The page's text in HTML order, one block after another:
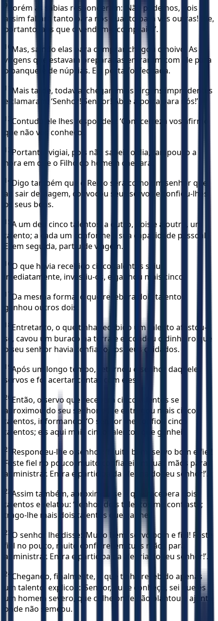
9
Porém as sábias responderam: ‘Não podemos, pois
assim faltará tanto para nós quanto para vós outras! Ide,
portanto, aos que o vendem e comprai-o’.
10 Mas, saindo elas para comprar, chegou o noivo. As
virgens que estavam preparadas entraram com ele para
o banquete de núpcias. E a porta foi fechada.
11
Mais tarde, todavia, chegaram as virgens imprudentes
e clamaram: ‘Senhor! Senhor! Abre a porta para nós!’
12 Contudo ele lhes respondeu: ‘Com certeza vos afirmo
que não vos conheço’.
13 Portanto, vigiai, pois não sabeis o dia, tampouco a
hora em que o Filho do homem chegará.
14 Digo também que o Reino será como um senhor que,
ao sair de viagem, convocou seus servos e confiou-lhes
os seus bens.
15 A um deu cinco talentos, a outro, dois e a outro, um
talento; a cada um conforme a sua capacidade pessoal.
E, em seguida, partiu de viagem.
16 O que havia recebido cinco talentos saiu
imediatamente, investiu-os, e ganhou mais cinco.
17 Da mesma forma, o que recebera dois talentos
ganhou outros dois.
18 Entretanto, o que tinha recebido um talento afastou-
se, cavou um buraco na terra e escondeu o dinheiro que
o seu senhor havia confiado aos seus cuidados.
19 Após um longo tempo, retornou o senhor daqueles
servos e foi acertar contas com eles.
20 Então, o servo que recebera cinco talentos se
aproximou do seu senhor e lhe entregou mais cinco
talentos, informando: ‘O senhor me confiou cinco
talentos; eis aqui mais cinco talentos que ganhei’.
21
Respondeu-lhe o senhor: ‘Muito bem, servo bom e fiel!
Foste fiel no pouco, muito confiarei em tuas mãos para
administrar. Entra e participa da alegria do teu senhor!’.
22 Assim também, aproximou-se o que recebera dois
talentos e relatou: ‘Senhor, dois talentos me confiaste;
trago-lhe mais dois talentos que ganhei’.
23 O senhor lhe disse: ‘Muito bem, servo bom e fiel! Foste
fiel no pouco, muito confiarei em tuas mãos para
administrar. Entra e participa da alegria do teu senhor!’.
24 Chegando, finalmente, o que tinha recebido apenas
um talento, explicou: ‘Senhor, eu te conheço, sei que és
um homem severo, que colhe onde não plantou e ajunta
onde não semeou.